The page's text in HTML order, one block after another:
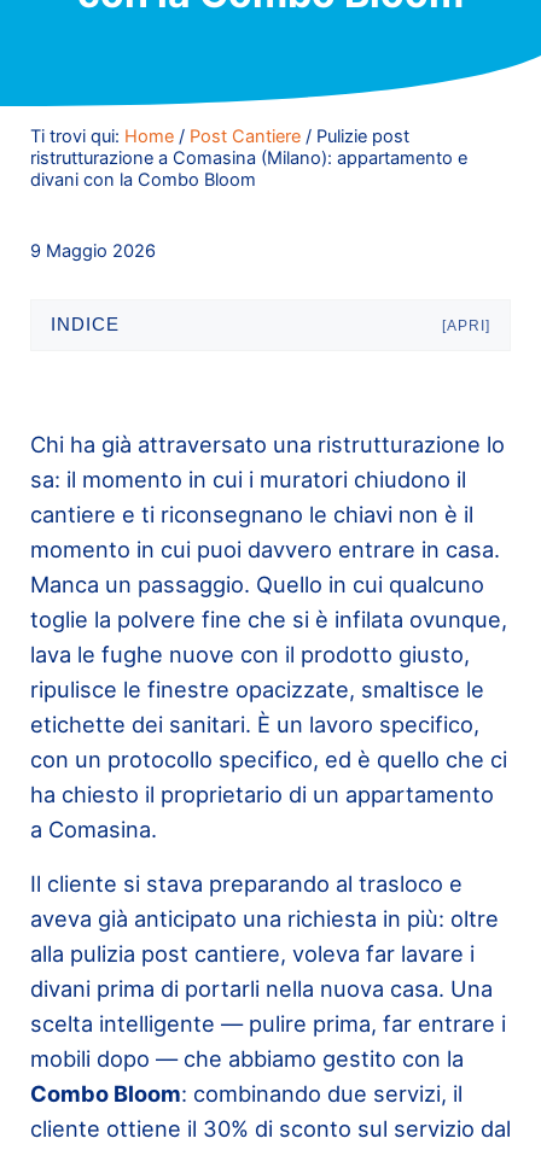
Ti trovi qui: Home / Post Cantiere /Pulizie post
ristrutturazione a Comasina (Milano): appartamento e
divani con la Combo Bloom
9 Maggio 2026
INDICE [APRI]
Chi ha già attraversato una ristrutturazione lo
sa: il momento in cui i muratori chiudono il
cantiere e ti riconsegnano le chiavi non è il
momento in cui puoi davvero entrare in casa.
Manca un passaggio. Quello in cui qualcuno
toglie la polvere fine che si è infilata ovunque,
lava le fughe nuove con il prodotto giusto,
ripulisce le finestre opacizzate, smaltisce le
etichette dei sanitari. È un lavoro specifico,
con un protocollo specifico, ed è quello che ci
ha chiesto il proprietario di un appartamento
a Comasina.
Il cliente si stava preparando al trasloco e
aveva già anticipato una richiesta in più: oltre
alla pulizia post cantiere, voleva far lavare i
divani prima di portarli nella nuova casa. Una
scelta intelligente — pulire prima, far entrare i
mobili dopo — che abbiamo gestito con la
Combo Bloom: combinando due servizi, il
cliente ottiene il 30% di sconto sul servizio dal